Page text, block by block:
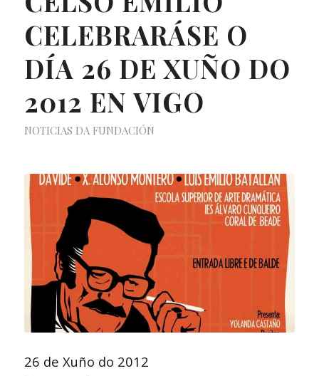
CELEBRARÁSE O
DÍA 26 DE XUÑO DO
2012 EN VIGO
NOTICIAS DA FUNDACIÓN
26 de Xuño do 2012